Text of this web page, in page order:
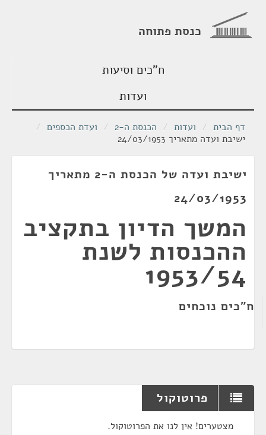
כנסת פתוחה
ח"כים וסיעות
ועדות
דף הבית / ועדות / הכנסת ה-2 / ועדת הכספים /
ישיבת ועדה מתאריך 24/03/1953
ישיבת ועדה של הכנסת ה-2 מתאריך
24/03/1953
המשך הדיון בתקציב
ההכנסות לשנת
1953/54
ח"כים נוכחים
פרוטוקול
מצטערים! אין לנו את הפרוטוקול.